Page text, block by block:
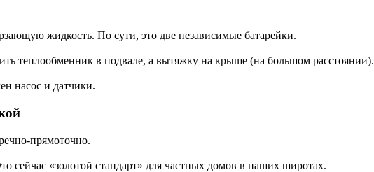
жидкость. По сути, это две независимые батарейки.
теплообменник в подвале, а вытяжку на крыше (на большом расстоянии).
насос и датчики.
прямоточно.
сейчас «золотой стандарт» для частных домов в наших широтах.